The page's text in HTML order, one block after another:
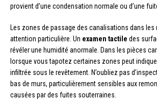
provient d’une condensation normale ou d’une
Les zones de passage des canalisations dans les
attention particulière. Un examen tactile des
révéler une humidité anormale. Dans les pièces
lorsque vous tapotez certaines zones peut
infiltrée sous le revêtement. N’oubliez pas
bas de murs, particulièrement sensibles aux
causées par des fuites souterraines.